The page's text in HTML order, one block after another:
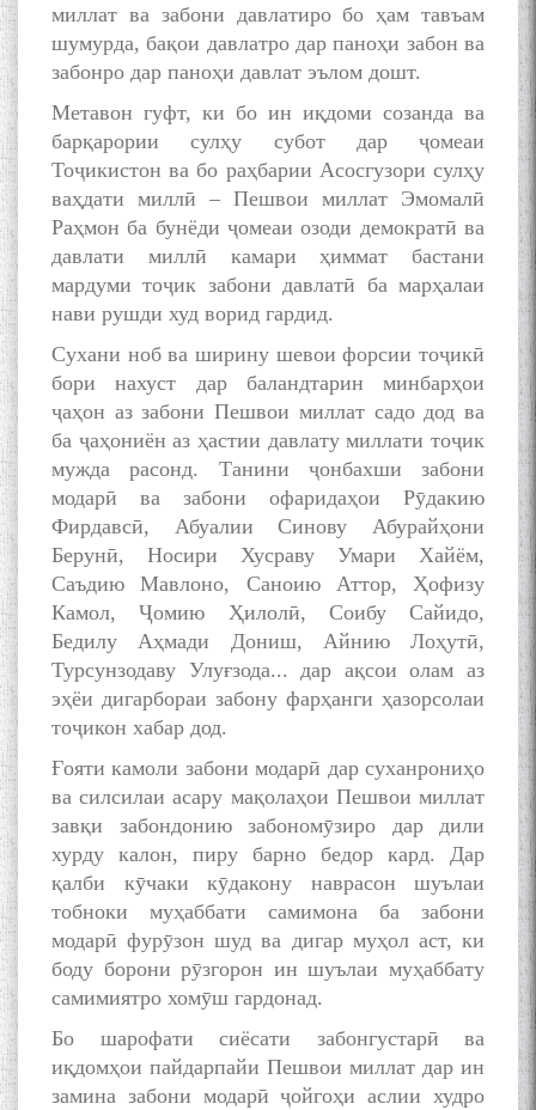
миллат ва забони давлатиро бо ҳам тавъам
шумурда, бақои давлатро дар паноҳи забон ва
забонро дар паноҳи давлат эълом дошт.
Метавон гуфт, ки бо ин иқдоми созанда ва
барқарории сулҳу субот дар ҷомеаи
Тоҷикистон ва бо раҳбарии Асосгузори сулҳу
ваҳдати миллӣ – Пешвои миллат Эмомалӣ
Раҳмон ба бунёди ҷомеаи озоди демократӣ ва
давлати миллӣ камари ҳиммат бастани
мардуми тоҷик забони давлатӣ ба марҳалаи
нави рушди худ ворид гардид.
Сухани ноб ва ширину шевои форсии тоҷикӣ
бори нахуст дар баландтарин минбарҳои
ҷаҳон аз забони Пешвои миллат садо дод ва
ба ҷаҳониён аз ҳастии давлату миллати тоҷик
мужда расонд. Танини ҷонбахши забони
модарӣ ва забони офаридаҳои Рӯдакию
Фирдавсӣ, Абуалии Синову Абурайҳони
Берунӣ, Носири Хусраву Умари Хайём,
Саъдию Мавлоно, Саноию Аттор, Ҳофизу
Камол, Ҷомию Ҳилолӣ, Соибу Сайидо,
Бедилу Аҳмади Дониш, Айнию Лоҳутӣ,
Турсунзодаву Улуғзода... дар ақсои олам аз
эҳёи дигарбораи забону фарҳанги ҳазорсолаи
тоҷикон хабар дод.
Ғояти камоли забони модарӣ дар суханрониҳо
ва силсилаи асару мақолаҳои Пешвои миллат
завқи забондонию забономӯзиро дар дили
хурду калон, пиру барно бедор кард. Дар
қалби кӯчаки кӯдакону наврасон шуълаи
тобноки муҳаббати самимона ба забони
модарӣ фурӯзон шуд ва дигар муҳол аст, ки
боду борони рӯзгорон ин шуълаи муҳаббату
самимиятро хомӯш гардонад.
Бо шарофати сиёсати забонгустарӣ ва
иқдомҳои пайдарпайи Пешвои миллат дар ин
замина забони модарӣ ҷойгоҳи аслии худро